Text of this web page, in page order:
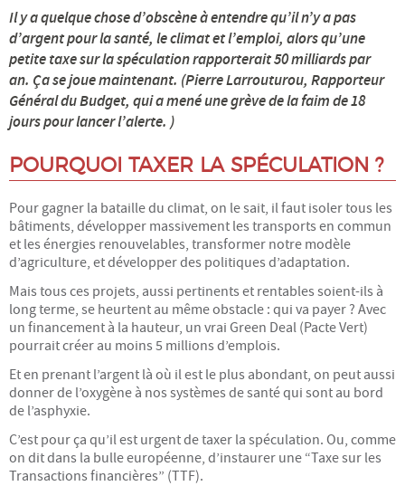
Écologie, environnement, climat
Économie
Éducation, familles
Numérique
Santé
Science
UPPM
A PROPOS
Il y a quelque chose d’obscène à entendre qu’il n’y a pas
d’argent pour la santé, le climat et l’emploi, alors qu’une
petite taxe sur la spéculation rapporterait 50 milliards par
an. Ça se joue maintenant. (Pierre Larrouturou, Rapporteur
Général du Budget, qui a mené une grève de la faim de 18
jours pour lancer l’alerte. )
POURQUOI TAXER LA SPÉCULATION ?
Pour gagner la bataille du climat, on le sait, il faut isoler tous les
bâtiments, développer massivement les transports en commun
et les énergies renouvelables, transformer notre modèle
d’agriculture, et développer des politiques d’adaptation.
Mais tous ces projets, aussi pertinents et rentables soient-ils à
long terme, se heurtent au même obstacle : qui va payer ? Avec
un financement à la hauteur, un vrai Green Deal (Pacte Vert)
pourrait créer au moins 5 millions d’emplois.
Et en prenant l’argent là où il est le plus abondant, on peut aussi
donner de l’oxygène à nos systèmes de santé qui sont au bord
de l’asphyxie.
C’est pour ça qu’il est urgent de taxer la spéculation. Ou, comme
on dit dans la bulle européenne, d’instaurer une “Taxe sur les
Transactions financières” (TTF).